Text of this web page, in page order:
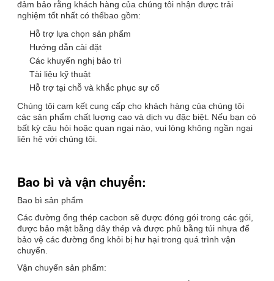
đảm bảo rằng khách hàng của chúng tôi nhận được trải
nghiệm tốt nhất có thểbao gồm:
Hỗ trợ lựa chọn sản phẩm
Hướng dẫn cài đặt
Các khuyến nghị bảo trì
Tài liệu kỹ thuật
Hỗ trợ tại chỗ và khắc phục sự cố
Chúng tôi cam kết cung cấp cho khách hàng của chúng tôi
các sản phẩm chất lượng cao và dịch vụ đặc biệt. Nếu bạn có
bất kỳ câu hỏi hoặc quan ngại nào, vui lòng không ngần ngại
liên hệ với chúng tôi.
Bao bì và vận chuyển:
Bao bì sản phẩm
Các đường ống thép cacbon sẽ được đóng gói trong các gói,
được bảo mật bằng dây thép và được phủ bằng túi nhựa để
bảo vệ các đường ống khỏi bị hư hại trong quá trình vận
chuyển.
Vận chuyển sản phẩm: